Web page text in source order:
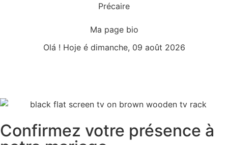
Précaire
Ma page bio
Olá ! Hoje é dimanche, 09 août 2026
Confirmez votre présence à